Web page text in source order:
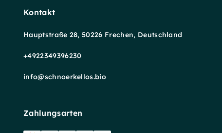
Kontakt
Hauptstraße 28, 50226 Frechen, Deutschland
+4922349396230
info@schnoerkellos.bio
Zahlungsarten